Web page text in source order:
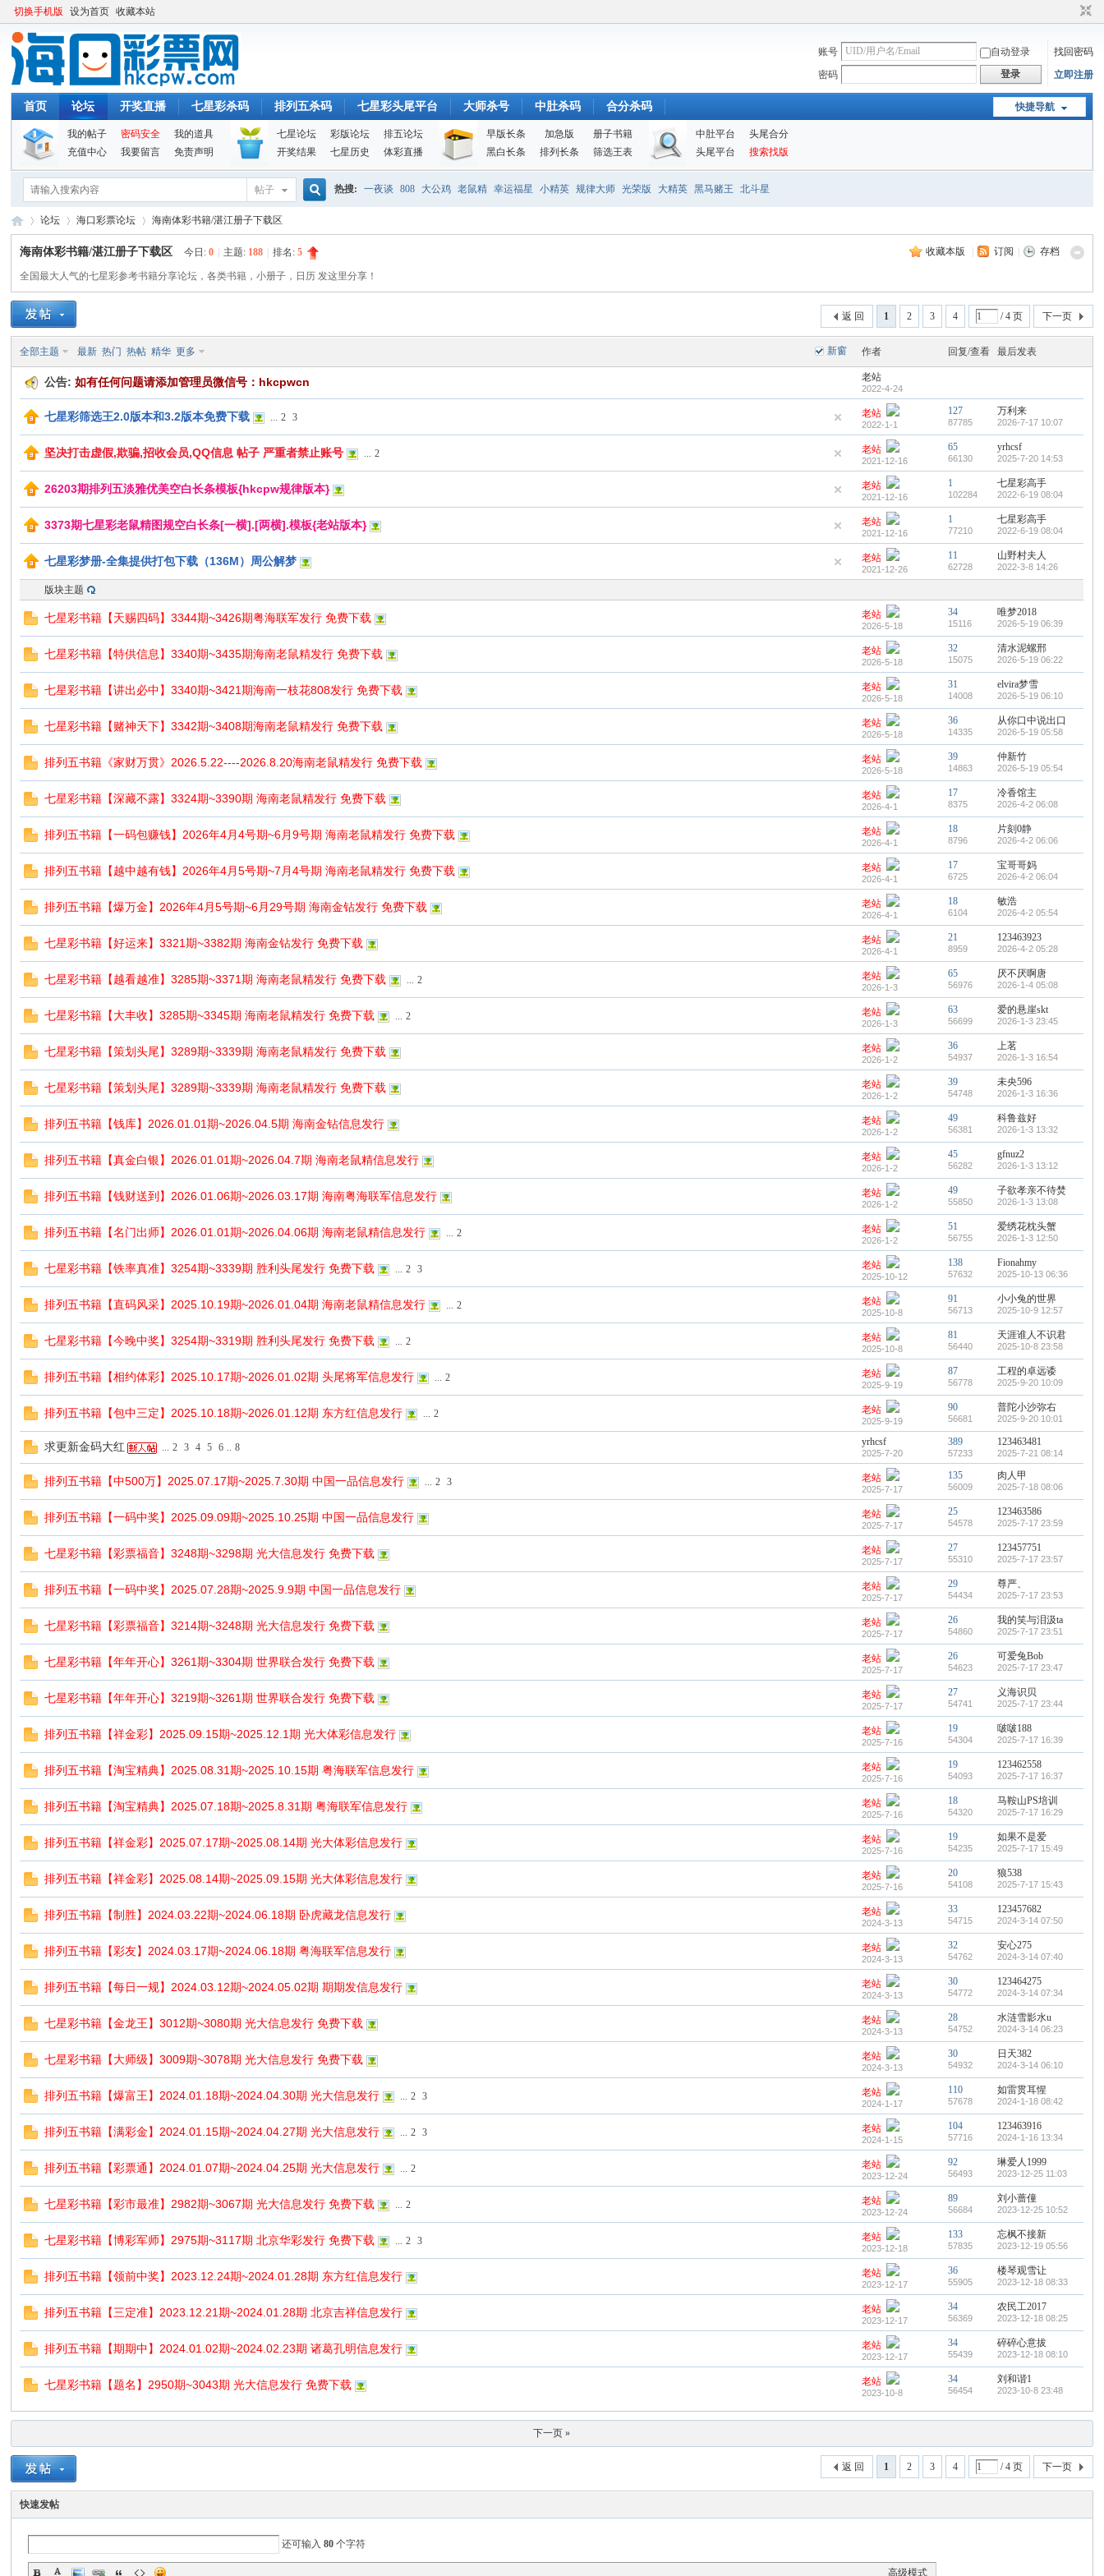
切换手机版 设为首页 收藏本站
账号 自动登录
找回密码
密码
登录 立即注册
快捷导航
首页 论坛 开奖直播 七星彩杀码 排列五杀码 七星彩头尾平台 大师杀号 中肚杀码 合分杀码
我的帖子 密码安全
我的道具
充值中心
我要留言 免责声明
七星论坛 彩版论坛
排五论坛
开奖结果
七星历史 体彩直播
早版长条 加急版
册子书籍
黑白长条
排列长条 筛选王表
中肚平台
头尾合分
头尾平台
搜索找版
帖子
索
热搜: 一夜谈 808 大公鸡 老鼠精 幸运福星 小精英 规律大师 光荣版 大精英 黑马赌王 北斗星
海
票
»
论坛
›
海口彩票论坛
›
海南体彩书籍/湛江册子下载区
收藏本版 订阅 存档
海南体彩书籍/湛江册子下载区 今日:0 主题: 188 排名:5
全国最大人气的七星彩参考书籍分享论坛，各类书籍，小册子，日历 发这里分享！
1 2 3 4 / 4 页 下一页
返 回
新窗
全部主题 最新 热门 热帖 精华 更多 作者 回复/查看 最后发表
公告:如有任何问题请添加管理员微信号：hkcpwcn 老站
2022-4-24
七星彩筛选王2.0版本和3.2版本免费下载 ... 2 3 老站
2022-1-1
127
87785
万利来
2026-7-17 10:07
坚决打击虚假,欺骗,招收会员,QQ信息 帖子 严重者禁止账号 ... 2 老站
2021-12-16
65
66130
yrhcsf
2025-7-20 14:53
26203期排列五淡雅优美空白长条模板{hkcpw规律版本} 老站
2021-12-16
1
102284
七星彩高手
2022-6-19 08:04
3373期七星彩老鼠精图规空白长条[一横].[两横].模板{老站版本} 老站
2021-12-16
1
77210
七星彩高手
2022-6-19 08:04
七星彩梦册-全集提供打包下载（136M）周公解梦 老站
2021-12-26
11
62728
山野村夫人
2022-3-8 14:26
版块主题
七星彩书籍【天赐四码】3344期~3426期粤海联军发行 免费下载 老站
2026-5-18
34
15116
唯梦2018
2026-5-19 06:39
七星彩书籍【特供信息】3340期~3435期海南老鼠精发行 免费下载 老站
2026-5-18
32
15075
清水泥螺邢
2026-5-19 06:22
七星彩书籍【讲出必中】3340期~3421期海南一枝花808发行 免费下载 老站
2026-5-18
31
14008
elvira梦雪
2026-5-19 06:10
七星彩书籍【赌神天下】3342期~3408期海南老鼠精发行 免费下载 老站
2026-5-18
36
14335
从你口中说出口
2026-5-19 05:58
排列五书籍《家财万贯》2026.5.22----2026.8.20海南老鼠精发行 免费下载 老站
2026-5-18
39
14863
仲新竹
2026-5-19 05:54
七星彩书籍【深藏不露】3324期~3390期 海南老鼠精发行 免费下载 老站
2026-4-1
17
8375
冷香馆主
2026-4-2 06:08
排列五书籍【一码包赚钱】2026年4月4号期~6月9号期 海南老鼠精发行 免费下载 老站
2026-4-1
18
8796
片刻0静
2026-4-2 06:06
排列五书籍【越中越有钱】2026年4月5号期~7月4号期 海南老鼠精发行 免费下载 老站
2026-4-1
17
6725
宝哥哥妈
2026-4-2 06:04
排列五书籍【爆万金】2026年4月5号期~6月29号期 海南金钻发行 免费下载 老站
2026-4-1
18
6104
敏浩
2026-4-2 05:54
七星彩书籍【好运来】3321期~3382期 海南金钻发行 免费下载 老站
2026-4-1
21
8959
123463923
2026-4-2 05:28
七星彩书籍【越看越准】3285期~3371期 海南老鼠精发行 免费下载 ... 2 老站
2026-1-3
65
56976
厌不厌啊唐
2026-1-4 05:08
七星彩书籍【大丰收】3285期~3345期 海南老鼠精发行 免费下载 ... 2 老站
2026-1-3
63
56699
爱的悬崖skt
2026-1-3 23:45
七星彩书籍【策划头尾】3289期~3339期 海南老鼠精发行 免费下载 老站
2026-1-2
36
54937
上茗
2026-1-3 16:54
七星彩书籍【策划头尾】3289期~3339期 海南老鼠精发行 免费下载 老站
2026-1-2
39
54748
未央596
2026-1-3 16:36
排列五书籍【钱库】2026.01.01期~2026.04.5期 海南金钻信息发行 老站
2026-1-2
49
56381
科鲁兹好
2026-1-3 13:32
排列五书籍【真金白银】2026.01.01期~2026.04.7期 海南老鼠精信息发行 老站
2026-1-2
45
56282
gfnuz2
2026-1-3 13:12
排列五书籍【钱财送到】2026.01.06期~2026.03.17期 海南粤海联军信息发行 老站
2026-1-2
49
55850
子欲孝亲不待焚
2026-1-3 13:08
排列五书籍【名门出师】2026.01.01期~2026.04.06期 海南老鼠精信息发行 ... 2 老站
2026-1-2
51
56755
爱绣花枕头蟹
2026-1-3 12:50
七星彩书籍【铁率真准】3254期~3339期 胜利头尾发行 免费下载 ... 2 3 老站
2025-10-12
138
57632
Fionahmy
2025-10-13 06:36
排列五书籍【直码风采】2025.10.19期~2026.01.04期 海南老鼠精信息发行 ... 2 老站
2025-10-8
91
56713
小小兔的世界
2025-10-9 12:57
七星彩书籍【今晚中奖】3254期~3319期 胜利头尾发行 免费下载 ... 2 老站
2025-10-8
81
56440
天涯谁人不识君
2025-10-8 23:58
排列五书籍【相约体彩】2025.10.17期~2026.01.02期 头尾将军信息发行 ... 2 老站
2025-9-19
87
56778
工程的卓远诿
2025-9-20 10:09
排列五书籍【包中三定】2025.10.18期~2026.01.12期 东方红信息发行 ... 2 老站
2025-9-19
90
56681
普陀小沙弥右
2025-9-20 10:01
求更新金码大红 ... 2 3 4 5 6 .. 8 yrhcsf
2025-7-20
389
57233
123463481
2025-7-21 08:14
排列五书籍【中500万】2025.07.17期~2025.7.30期 中国一品信息发行 ... 2 3 老站
2025-7-17
135
56009
肉人甲
2025-7-18 08:06
排列五书籍【一码中奖】2025.09.09期~2025.10.25期 中国一品信息发行 老站
2025-7-17
25
54578
123463586
2025-7-17 23:59
七星彩书籍【彩票福音】3248期~3298期 光大信息发行 免费下载 老站
2025-7-17
27
55310
123457751
2025-7-17 23:57
排列五书籍【一码中奖】2025.07.28期~2025.9.9期 中国一品信息发行 老站
2025-7-17
29
54434
尊严、
2025-7-17 23:53
七星彩书籍【彩票福音】3214期~3248期 光大信息发行 免费下载 老站
2025-7-17
26
54860
我的笑与泪汲ta
2025-7-17 23:51
七星彩书籍【年年开心】3261期~3304期 世界联合发行 免费下载 老站
2025-7-17
26
54623
可爱兔Bob
2025-7-17 23:47
七星彩书籍【年年开心】3219期~3261期 世界联合发行 免费下载 老站
2025-7-17
27
54741
义海识贝
2025-7-17 23:44
排列五书籍【祥金彩】2025.09.15期~2025.12.1期 光大体彩信息发行 老站
2025-7-16
19
54304
啵啵188
2025-7-17 16:39
排列五书籍【淘宝精典】2025.08.31期~2025.10.15期 粤海联军信息发行 老站
2025-7-16
19
54093
123462558
2025-7-17 16:37
排列五书籍【淘宝精典】2025.07.18期~2025.8.31期 粤海联军信息发行 老站
2025-7-16
18
54320
马鞍山PS培训
2025-7-17 16:29
排列五书籍【祥金彩】2025.07.17期~2025.08.14期 光大体彩信息发行 老站
2025-7-16
19
54235
如果不是爱
2025-7-17 15:49
排列五书籍【祥金彩】2025.08.14期~2025.09.15期 光大体彩信息发行 老站
2025-7-16
20
54108
狼538
2025-7-17 15:43
排列五书籍【制胜】2024.03.22期~2024.06.18期 卧虎藏龙信息发行 老站
2024-3-13
33
54715
123457682
2024-3-14 07:50
排列五书籍【彩友】2024.03.17期~2024.06.18期 粤海联军信息发行 老站
2024-3-13
32
54762
安心275
2024-3-14 07:40
排列五书籍【每日一规】2024.03.12期~2024.05.02期 期期发信息发行 老站
2024-3-13
30
54772
123464275
2024-3-14 07:34
七星彩书籍【金龙王】3012期~3080期 光大信息发行 免费下载 老站
2024-3-13
28
54752
水涟雪影水u
2024-3-14 06:23
七星彩书籍【大师级】3009期~3078期 光大信息发行 免费下载 老站
2024-3-13
30
54932
日天382
2024-3-14 06:10
排列五书籍【爆富王】2024.01.18期~2024.04.30期 光大信息发行 ... 2 3 老站
2024-1-17
110
57678
如雷贯耳惺
2024-1-18 08:42
排列五书籍【满彩金】2024.01.15期~2024.04.27期 光大信息发行 ... 2 3 老站
2024-1-15
104
57716
123463916
2024-1-16 13:34
排列五书籍【彩票通】2024.01.07期~2024.04.25期 光大信息发行 ... 2 老站
2023-12-24
92
56493
琳爱人1999
2023-12-25 11:03
七星彩书籍【彩市最准】2982期~3067期 光大信息发行 免费下载 ... 2 老站
2023-12-24
89
56684
刘小蔷僮
2023-12-25 10:52
七星彩书籍【博彩军师】2975期~3117期 北京华彩发行 免费下载 ... 2 3 老站
2023-12-18
133
57835
忘枫不接新
2023-12-19 05:56
排列五书籍【领前中奖】2023.12.24期~2024.01.28期 东方红信息发行 老站
2023-12-17
36
55905
楼琴观雪让
2023-12-18 08:33
排列五书籍【三定准】2023.12.21期~2024.01.28期 北京吉祥信息发行 老站
2023-12-17
34
56369
农民工2017
2023-12-18 08:25
排列五书籍【期期中】2024.01.02期~2024.02.23期 诸葛孔明信息发行 老站
2023-12-17
34
55439
碎碎心意拔
2023-12-18 08:10
七星彩书籍【题名】2950期~3043期 光大信息发行 免费下载 老站
2023-10-8
34
56454
刘和谐1
2023-10-8 23:48
下一页 »
1 2 3 4 / 4 页 下一页
返 回
快速发帖
还可输入80 个字符
高级模式